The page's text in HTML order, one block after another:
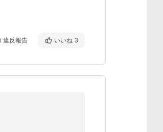
違反報告 いいね 3